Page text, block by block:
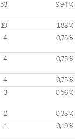
53 9,94 %
10 1,88 %
4 0,75 %
4 0,75 %
4 0,75 %
3 0,56 %
2 0,38 %
1 0,19 %